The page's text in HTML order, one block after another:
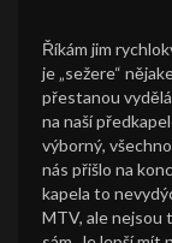
Říkám jim
je „sežere“
přestanou
na naší
výborný,
nás přišlo na
kapela to
MTV, ale nejsou